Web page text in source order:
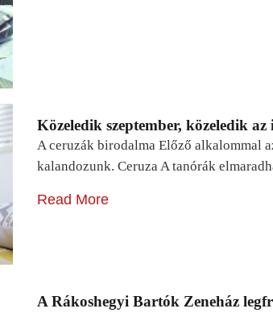
Közeledik szeptember, közeledik az
A ceruzák birodalma Előző alkalommal
kalandozunk. Ceruza A tanórák
Read More
A Rákoshegyi Bartók Zeneház